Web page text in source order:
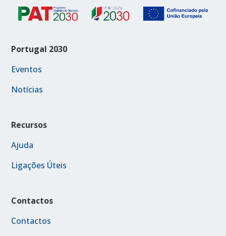
Portugal 2030
Eventos
Notícias
Recursos
Ajuda
Ligações Úteis
Contactos
Contactos